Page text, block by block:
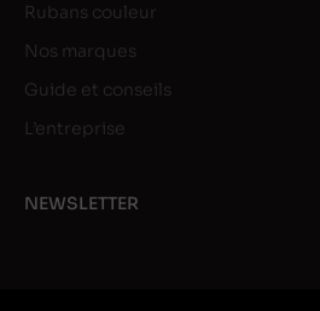
Rubans couleur
Nos marques
Guide et conseils
L’entreprise
NEWSLETTER